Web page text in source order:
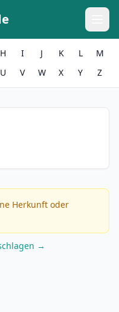
H I J K L
M
U V W X Y Z
Herkunft oder
→